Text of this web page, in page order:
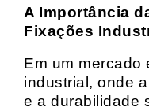
A Importância
Fixações
Em um mercado
industrial, onde
e a durabilidade